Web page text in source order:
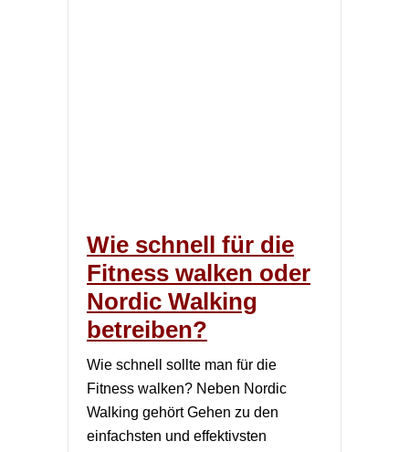
Wie schnell für die
Fitness walken oder
Nordic Walking
betreiben?
Wie schnell sollte man für die
Fitness walken? Neben Nordic
Walking gehört Gehen zu den
einfachsten und effektivsten